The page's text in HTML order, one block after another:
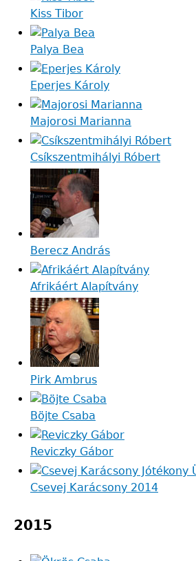
Kiss Tibor
Palya Bea
Eperjes Károly
Majorosi Marianna
Csíkszentmihályi Róbert
Berecz András
Afrikáért Alapítvány
Pirk Ambrus
Böjte Csaba
Reviczky Gábor
Csevej Karácsony 2014
2015